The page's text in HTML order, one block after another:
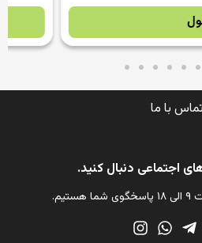
محصول
تماس با ما
اجتماعی دنبال کنید.